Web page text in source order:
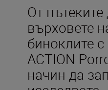
От пътеките
върховете
биноклите
ACTION
начин да